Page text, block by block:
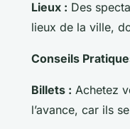
Lieux : Des
lieux de la ville,
Conseils
Billets : Achetez
l’avance, car ils